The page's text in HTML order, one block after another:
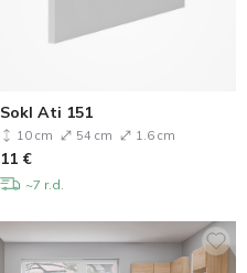
Sokl Ati 151
10 cm 54 cm 1.6 cm
11 €
~7 r.d.